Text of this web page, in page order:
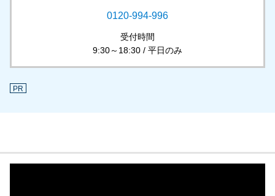
0120-994-996
受付時間
9:30～18:30 / 平日のみ
PR